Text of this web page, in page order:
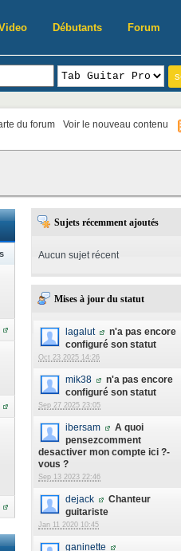
Débutants Forum
du forum Voir le nouveau contenu
Sujets récemment ajoutés
Aucun sujet récent
Mises à jour du statut
lagalut
n'a pas encore
configuré son statut
Oct 23 2025 14:26
mik38
n'a pas encore
configuré son statut
Sep 27 2025 23:05
ibersam
A quoi
pensezcomment
desactiver mon compte ici ?-
vous ?
Sep 13 2023 22:46
dejack
Chanteur
guitariste
Jan 11 2020 10:45
ganinette